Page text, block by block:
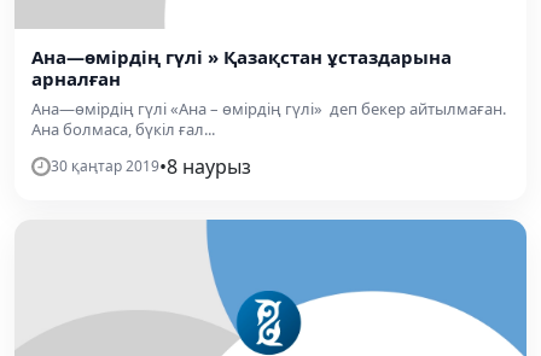
Ана—өмірдің гүлі » Қазақстан ұстаздарына
арналған
Ана—өмірдің гүлі «Ана – өмірдің гүлі» деп бекер айтылмаған.
Ана болмаса, бүкіл ғал...
30 қаңтар 2019•8 наурыз